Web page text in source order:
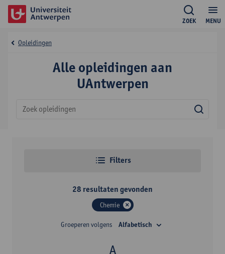
MENU
ZOEK
Alle opleidingen aan
UAntwerpen
Opleidingen
Filters
28 resultaten gevonden
Chemie
Groeperen volgens Alfabetisch